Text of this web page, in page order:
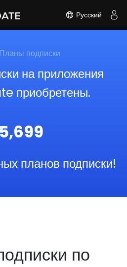
Русский
Планы подписки
на приложения
приобретены.
планов подписки!
по